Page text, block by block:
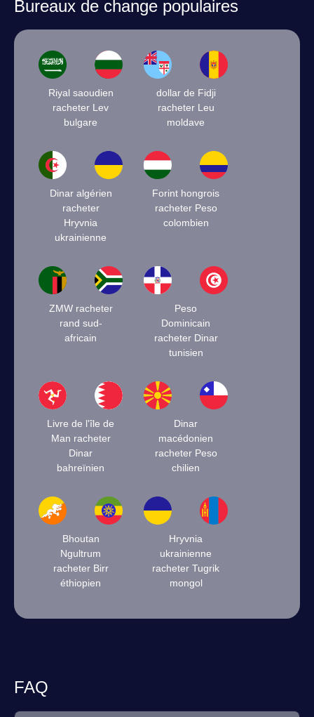
Bureaux de change populaires
Riyal saoudien
racheter Lev
bulgare
dollar de Fidji
racheter Leu
moldave
Dinar algérien
racheter
Hryvnia
ukrainienne
Forint hongrois
racheter Peso
colombien
ZMW racheter
rand sud-
africain
Peso
Dominicain
racheter Dinar
tunisien
Livre de l'île de
Man racheter
Dinar
bahreïnien
Dinar
macédonien
racheter Peso
chilien
Bhoutan
Ngultrum
racheter Birr
éthiopien
Hryvnia
ukrainienne
racheter Tugrik
mongol
FAQ